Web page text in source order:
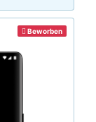
Beworben